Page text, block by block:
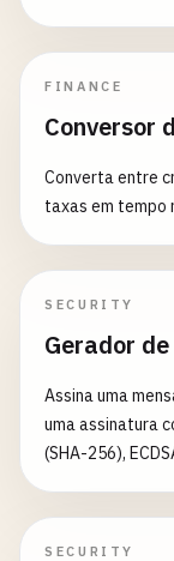
FINANCE
Conversor
Converta entre
taxas em tempo
SECURITY
Gerador
Assina uma
uma assinatura
(SHA-256),
SECURITY